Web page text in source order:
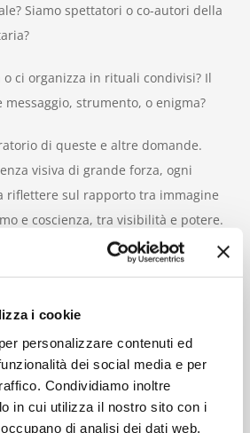
i cookie
personalizzare contenuti ed
dei social media e per
Condividiamo inoltre
in cui utilizza il nostro sito con i
di analisi dei dati web,
Siamo spettatori o co-autori della
ci organizza in rituali condivisi? Il
messaggio, strumento, o enigma?
di queste e altre domande.
visiva di grande forza, ogni
riflettere sul rapporto tra immagine
e coscienza, tra visibilità e potere.
fra gli altri contributi, si
del Museo nazionale
e della Collezione Alessandro
Alassio (SV), del Centro Studi
(CSAC) dell’Università di
delle Stampe ‘Achille